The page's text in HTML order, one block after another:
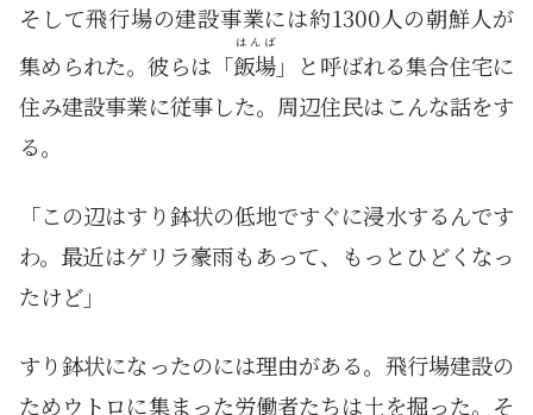
そして飛行場の建設事業には約1300人の朝鮮人が
集められた。彼らは「飯場
はんば
」と呼ばれる集合住宅に
住み建設事業に従事した。周辺住民はこんな話をす
る。
「この辺はすり鉢状の低地ですぐに浸水するんです
わ。最近はゲリラ豪雨もあって、もっとひどくなっ
たけど」
すり鉢状になったのには理由がある。飛行場建設の
ためウトロに集まった労働者たちは土を掘った。そ